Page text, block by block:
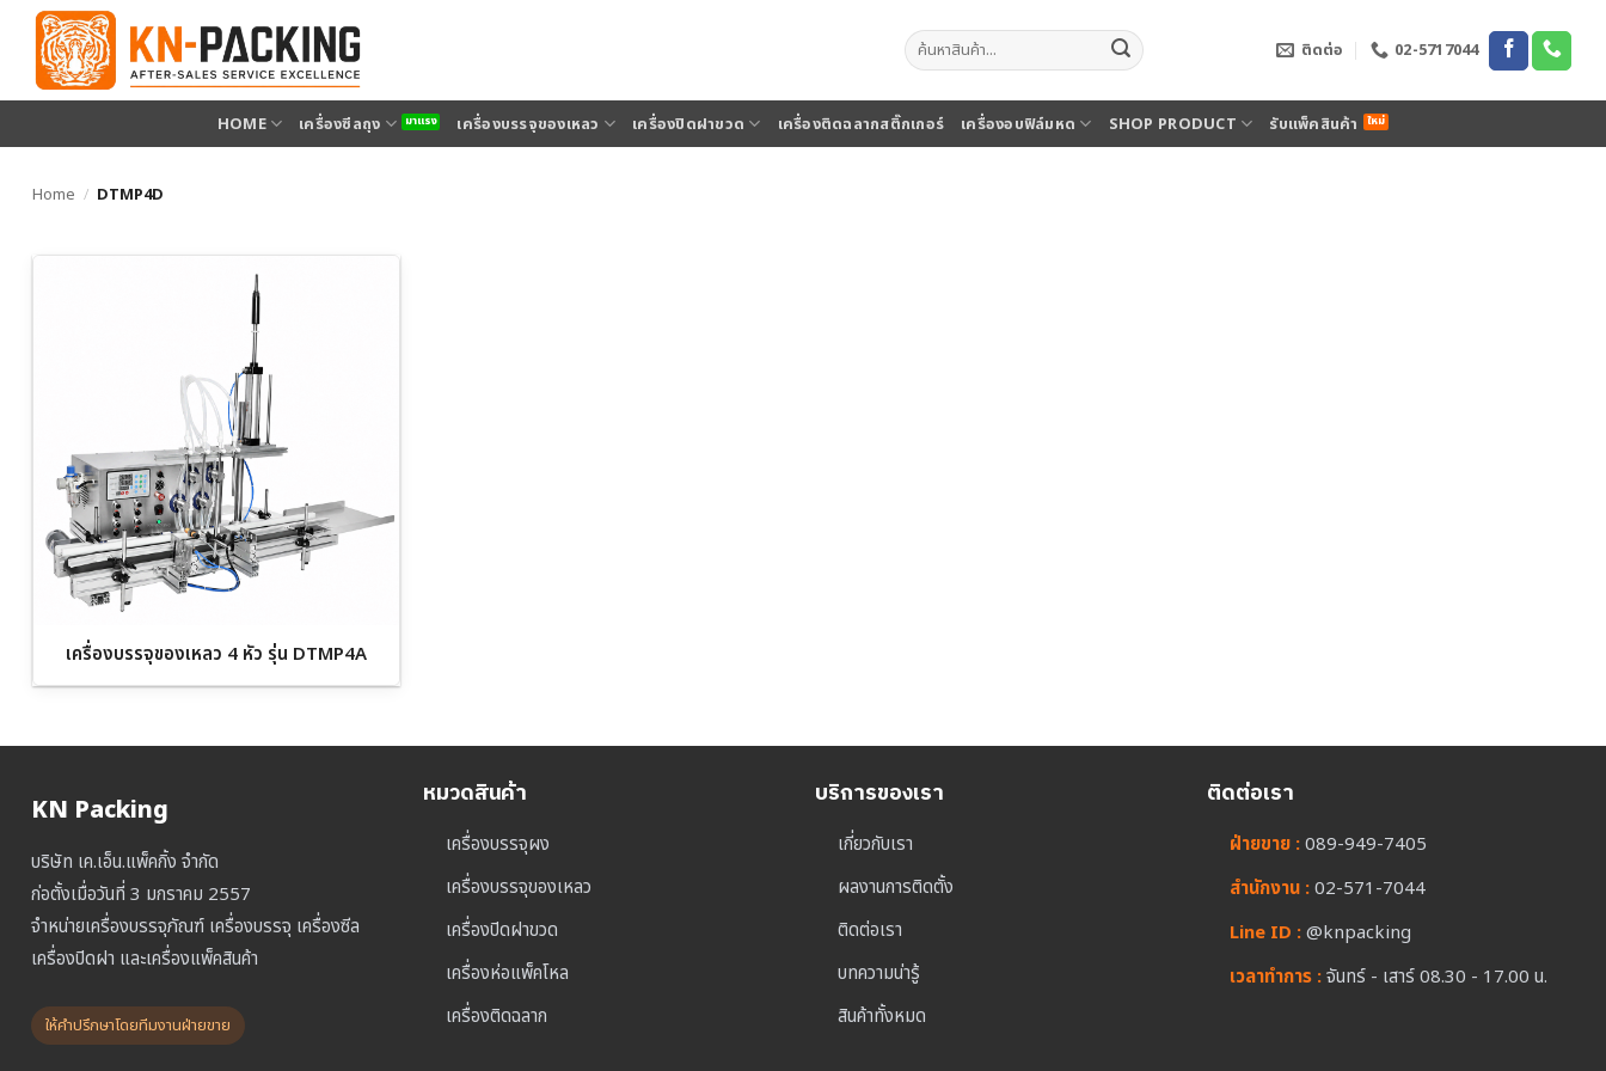
เนื้อหา
ค้นหา: ติดต่อ 02-5717044
HOME เครื่องซีลถุง เครื่องบรรจุของเหลว เครื่องปิดฝาขวด เครื่องติดฉลากสติ๊กเกอร์ เครื่องอบฟิล์มหด SHOP PRODUCT รับแพ็คสินค้า
Home / DTMP4D
เครื่องบรรจุของเหลว 4 หัว รุ่น DTMP4A
KN Packing
บริษัท เค.เอ็น.แพ็คกิ้ง จำกัด
ก่อตั้งเมื่อวันที่ 3 มกราคม 2557
จำหน่ายเครื่องบรรจุภัณฑ์ เครื่องบรรจุ เครื่องซีล
เครื่องปิดฝา และเครื่องแพ็คสินค้า
ให้คำปรึกษาโดยทีมงานฝ่ายขาย
หมวดสินค้า
เครื่องบรรจุผง
เครื่องบรรจุของเหลว
เครื่องปิดฝาขวด
เครื่องห่อแพ็คโหล
เครื่องติดฉลาก
บริการของเรา
เกี่ยวกับเรา
ผลงานการติดตั้ง
ติดต่อเรา
บทความน่ารู้
สินค้าทั้งหมด
ติดต่อเรา
ฝ่ายขาย :089-949-7405
สำนักงาน :02-571-7044
Line ID :@knpacking
เวลาทำการ :จันทร์ - เสาร์ 08.30 - 17.00 น.